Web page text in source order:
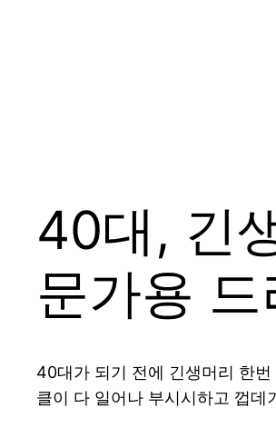
40대, 긴
문가용
40대가 되기 전에 긴생머리 한
클이 다 일어나 부시시하고 껍